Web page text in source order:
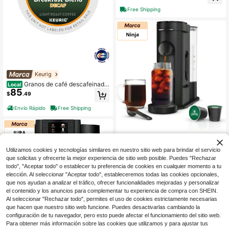
Keurig
Local Granos de café descafeinado
de la mezcla de desayuno de Green
Mountain Coffee Roasters, cápsula
s para cafetera Keurig, tueste liger
o, 96 unidades/caja
$85.49
Envío Rápido Free Shipping
a el hogar, oficina, RV y dormitorio,
color negro
Free Shipping
Local Cafetera de una sola porción
Ninja Pods & Grounds Caliente & Frí
a, compatible con cápsulas K-Cup,
preparación rápida en frío, PB045,
Negro (Certificado Reacondicionad
o)
$88 .95 -53%
Envío Rápido Free Shipping
Utilizamos cookies y tecnologías similares en nuestro sitio web para brindar el servicio
que solicitas y ofrecerte la mejor experiencia de sitio web posible. Puedes "Rechazar
todo", "Aceptar todo" o establecer tu preferencia de cookies en cualquier momento a tu
elección. Al seleccionar "Aceptar todo", estableceremos todas las cookies opcionales,
que nos ayudan a analizar el tráfico, ofrecer funcionalidades mejoradas y personalizar
el contenido y los anuncios para complementar tu experiencia de compra con SHEIN.
Al seleccionar "Rechazar todo", permites el uso de cookies estrictamente necesarias
que hacen que nuestro sitio web funcione. Puedes desactivarlas cambiando la
configuración de tu navegador, pero esto puede afectar el funcionamiento del sitio web.
Para obtener más información sobre las cookies que utilizamos y para ajustar tus